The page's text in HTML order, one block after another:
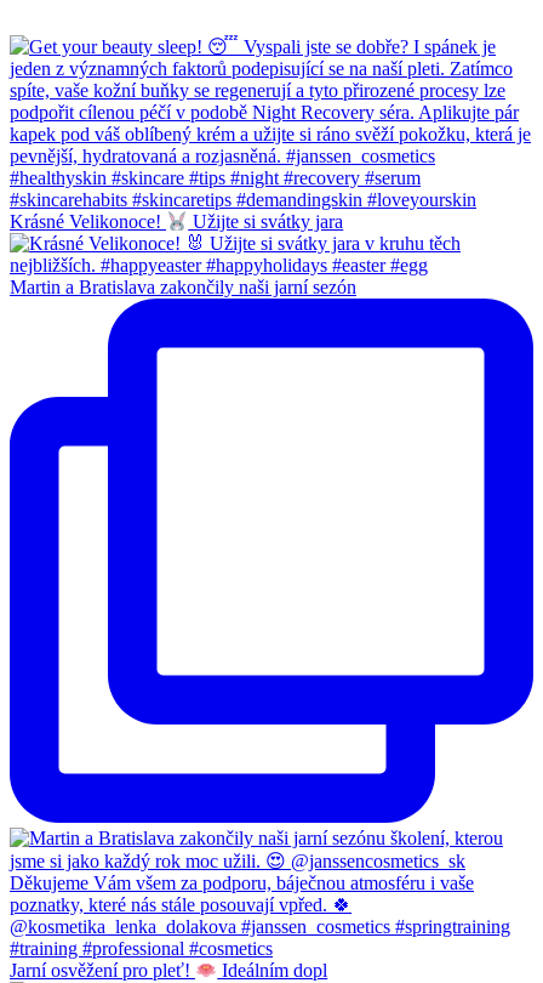
Krásné Velikonoce! Užijte si svátky jara
Martin a Bratislava zakončily naši jarní sezón
Jarní osvěžení pro pleť! Ideálním dopl